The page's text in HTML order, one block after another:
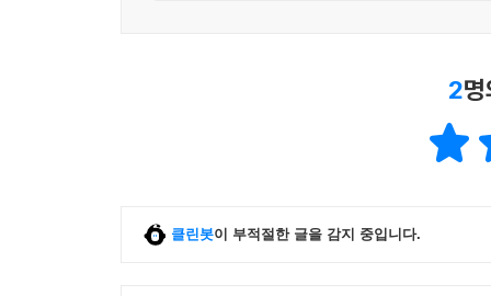
2
클린봇이 부적절한 글을 감지 중입니다.